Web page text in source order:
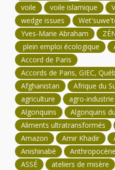
voile
voile islamique
wedge issues
Yves-Marie Abraham
plein emploi écologique
Accord de Paris
Accords de Paris, GIEC,
Afghanistan
Afrique du
agriculture
agro-industrie
Algonquins
Algonquins
Aliments ultratransformés
Amazon
Amir Khadir
Anishinabé
Anthropocène
ASSÉ
ateliers de misère